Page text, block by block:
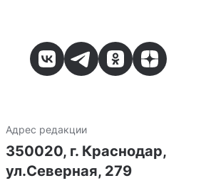
Адрес редакции
350020, г. Краснодар,
ул.Северная, 279